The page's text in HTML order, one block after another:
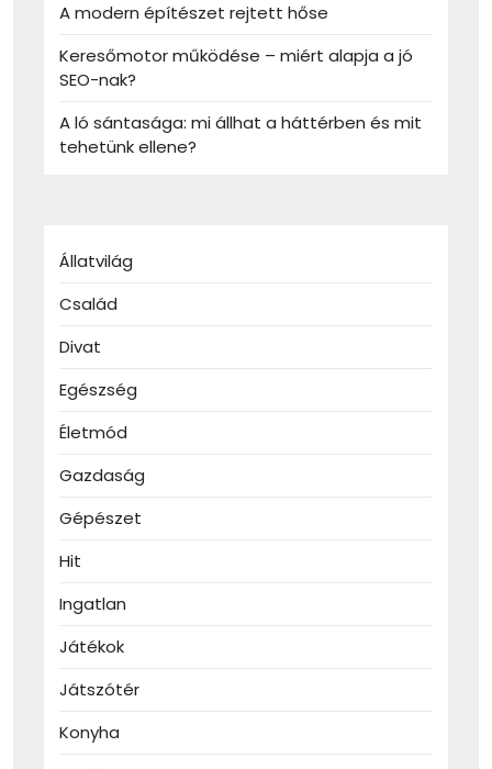
A modern építészet rejtett hőse
Keresőmotor működése – miért alapja a jó
SEO-nak?
A ló sántasága: mi állhat a háttérben és mit
tehetünk ellene?
Állatvilág
Család
Divat
Egészség
Életmód
Gazdaság
Gépészet
Hit
Ingatlan
Játékok
Játszótér
Konyha